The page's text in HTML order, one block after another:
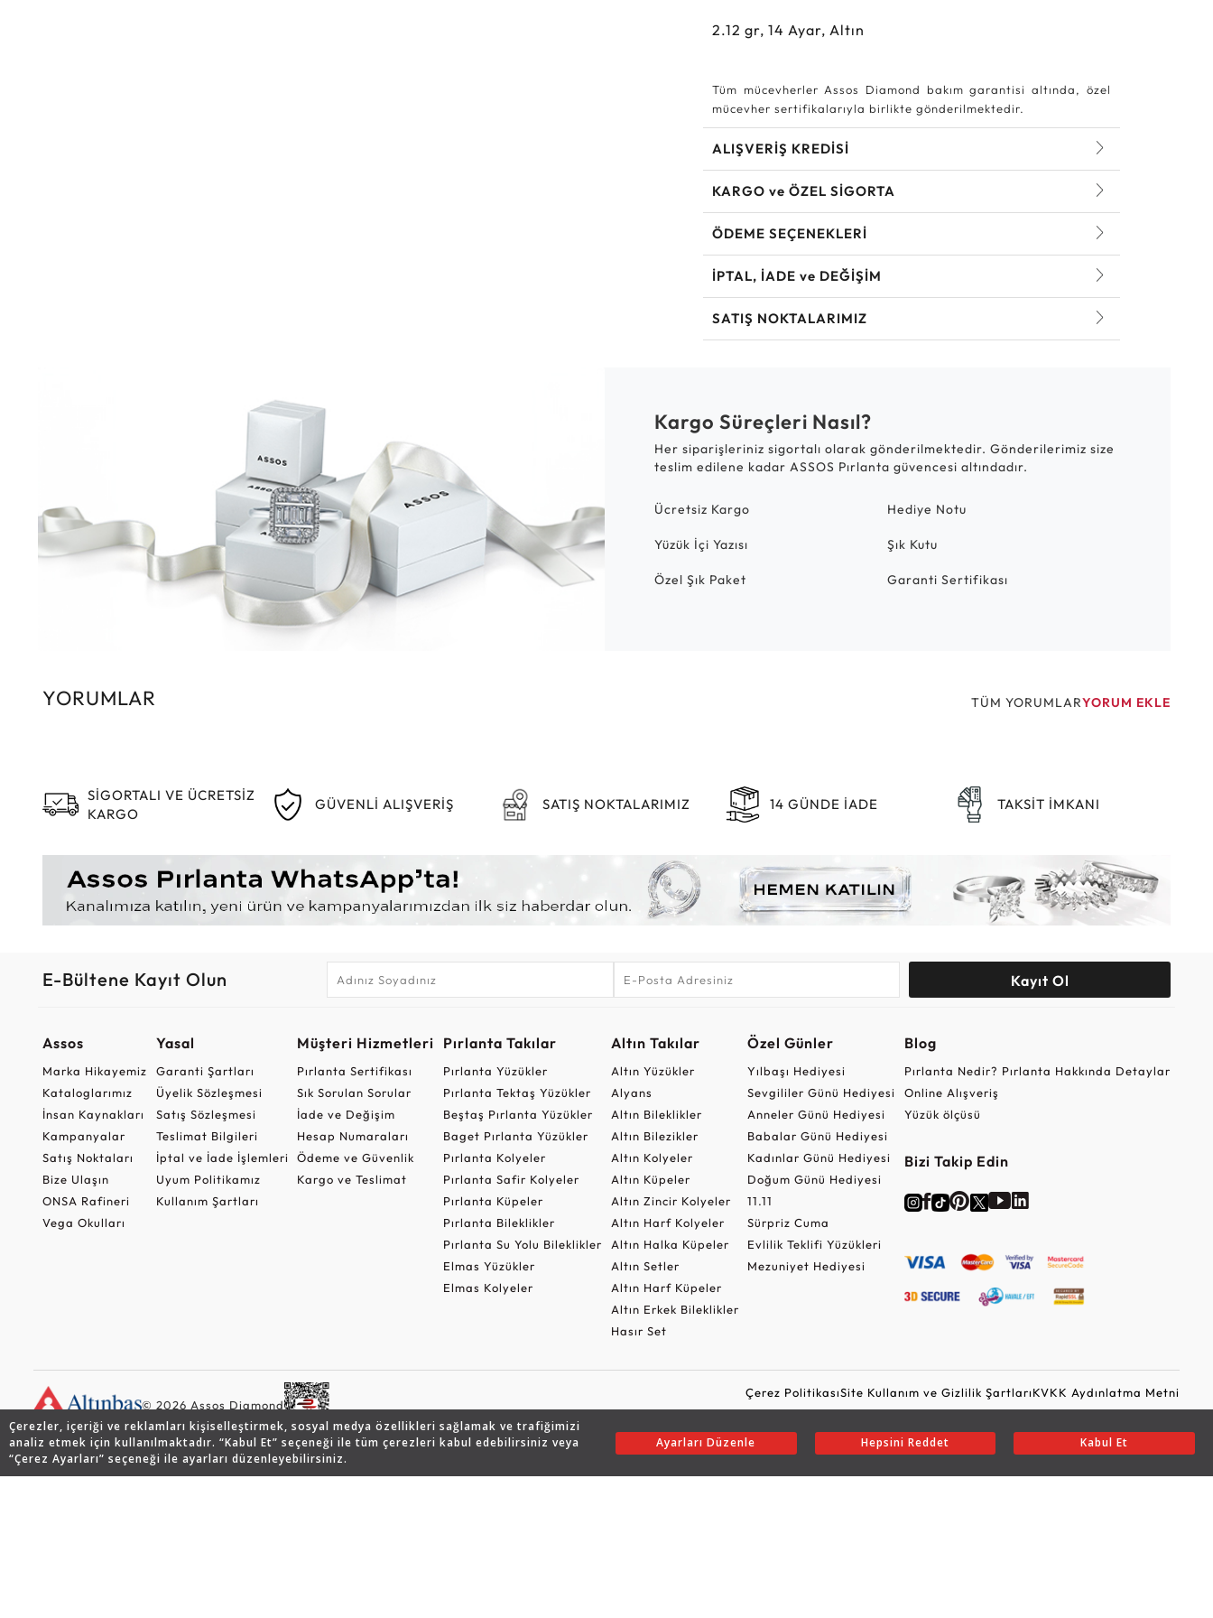
Çerezler, içeriği ve reklamları kişiselleştirmek, sosyal medya özellikleri sağlamak ve trafiğimizi
analiz etmek için kullanılmaktadır. “Kabul Et” seçeneği ile tüm çerezleri kabul edebilirsiniz veya
“Çerez Ayarları” seçeneği ile ayarları düzenleyebilirsiniz.
Ayarları Düzenle Hepsini Reddet Kabul Et
2.12gr,14Ayar, Altın
Tüm mücevherler Assos Diamond bakım garantisi altında, özel
mücevher sertifikalarıyla birlikte gönderilmektedir.
ALIŞVERİŞ KREDİSİ
KARGO ve ÖZEL SİGORTA
ÖDEME SEÇENEKLERİ
İPTAL, İADE ve DEĞİŞİM
SATIŞ NOKTALARIMIZ
Kargo Süreçleri Nasıl?
Her siparişleriniz sigortalı olarak gönderilmektedir. Gönderilerimiz size
teslim edilene kadar ASSOS Pırlanta güvencesi altındadır.
Ücretsiz Kargo Hediye Notu
Yüzük İçi Yazısı Şık Kutu
Özel Şık Paket Garanti Sertifikası
YORUMLAR TÜM YORUMLARYORUM EKLE
SİGORTALI VE ÜCRETSİZ
KARGO
GÜVENLİ ALIŞVERİŞ SATIŞ NOKTALARIMIZ 14 GÜNDE İADE TAKSİT İMKANI
E-Bültene Kayıt Olun Kayıt Ol
Assos
Marka Hikayemiz
Kataloglarımız
İnsan Kaynakları
Kampanyalar
Satış Noktaları
Bize Ulaşın
ONSA Rafineri
Vega Okulları
Yasal
Garanti Şartları
Üyelik Sözleşmesi
Satış Sözleşmesi
Teslimat Bilgileri
İptal ve İade İşlemleri
Uyum Politikamız
Kullanım Şartları
Müşteri Hizmetleri
Pırlanta Sertifikası
Sık Sorulan Sorular
İade ve Değişim
Hesap Numaraları
Ödeme ve Güvenlik
Kargo ve Teslimat
Pırlanta Takılar
Pırlanta Yüzükler
Pırlanta Tektaş Yüzükler
Beştaş Pırlanta Yüzükler
Baget Pırlanta Yüzükler
Pırlanta Kolyeler
Pırlanta Safir Kolyeler
Pırlanta Küpeler
Pırlanta Bileklikler
Pırlanta Su Yolu Bileklikler
Elmas Yüzükler
Elmas Kolyeler
Altın Takılar
Altın Yüzükler
Alyans
Altın Bileklikler
Altın Bilezikler
Altın Kolyeler
Altın Küpeler
Altın Zincir Kolyeler
Altın Harf Kolyeler
Altın Halka Küpeler
Altın Setler
Altın Harf Küpeler
Altın Erkek Bileklikler
Hasır Set
Özel Günler
Yılbaşı Hediyesi
Sevgililer Günü Hediyesi
Anneler Günü Hediyesi
Babalar Günü Hediyesi
Kadınlar Günü Hediyesi
Doğum Günü Hediyesi
11.11
Sürpriz Cuma
Evlilik Teklifi Yüzükleri
Mezuniyet Hediyesi
Blog
Pırlanta Nedir? Pırlanta Hakkında Detaylar
Online Alışveriş
Yüzük ölçüsü
Bizi Takip Edin
© 2026 Assos Diamond
Çerez PolitikasıSite Kullanım ve Gizlilik ŞartlarıKVKK Aydınlatma Metni